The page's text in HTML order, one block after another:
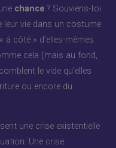
chance ? Souviens-toi
leur vie dans un costume
côté » d’elles-mêmes.
cela (mais au fond,
le vide qu’elles
ou encore du
une crise existentielle
Une crise